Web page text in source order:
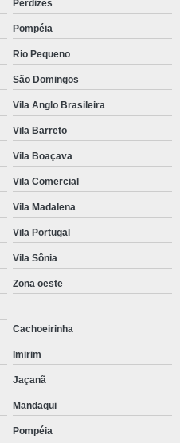
Perdizes
Pompéia
Rio Pequeno
São Domingos
Vila Anglo Brasileira
Vila Barreto
Vila Boaçava
Vila Comercial
Vila Madalena
Vila Portugal
Vila Sônia
Zona oeste
Cachoeirinha
Imirim
Jaçanã
Mandaqui
Pompéia